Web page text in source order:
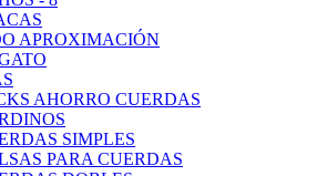
APROXIMACIÓN
AHORRO CUERDAS
SIMPLES
PARA CUERDAS